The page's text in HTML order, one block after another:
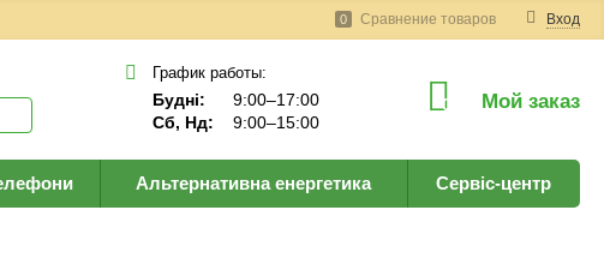
Вход
0 Сравнение товаров
График работы:
Будні:
9:00–17:00
Сб, Нд:
9:00–15:00
0 Мой заказ
Альтернативна енергетика Сервіс-центр